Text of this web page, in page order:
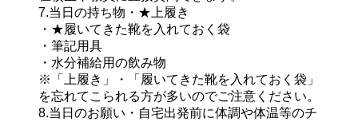
7.当日の持ち物 ・★上履き
・★履いてきた靴を入れておく袋
・筆記用具
・水分補給用の飲み物
※「上履き」・「履いてきた靴を入れておく袋」
を忘れてこられる方が多いのでご注意ください。
8.当日のお願い ・自宅出発前に体調や体温等のチ